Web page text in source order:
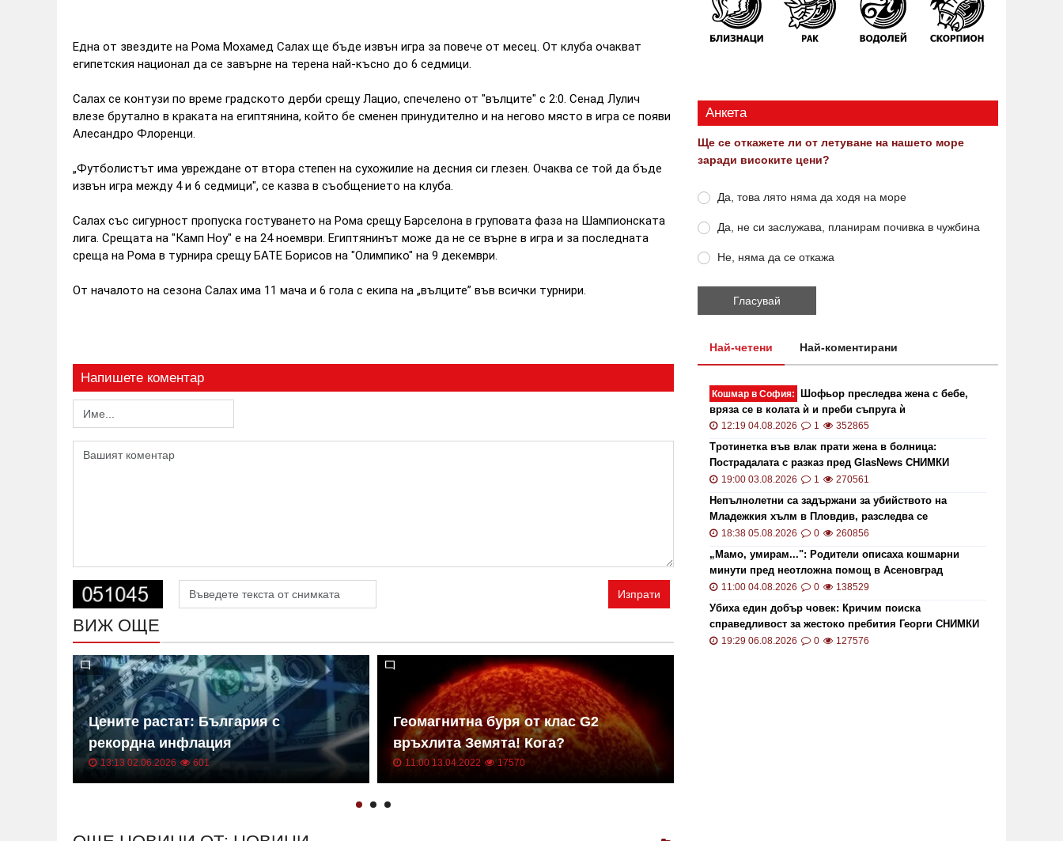
Една от звездите на Рома Мохамед Салах ще бъде извън игра за повече от месец. От клуба очакват
египетския национал да се завърне на терена най-късно до 6 седмици.
Салах се контузи по време градското дерби срещу Лацио, спечелено от "вълците" с 2:0. Сенад Лулич
влезе брутално в краката на египтянина, който бе сменен принудително и на негово място в игра се появи
Алесандро Флоренци.
„Футболистът има увреждане от втора степен на сухожилие на десния си глезен. Очаква се той да бъде
извън игра между 4 и 6 седмици", се казва в съобщението на клуба.
Салах със сигурност пропуска гостуването на Рома срещу Барселона в груповата фаза на Шампионската
лига. Срещата на "Камп Ноу" е на 24 ноември. Египтянинът може да не се върне в игра и за последната
среща на Рома в турнира срещу БАТЕ Борисов на "Олимпико" на 9 декември.
От началото на сезона Салах има 11 мача и 6 гола с екипа на „вълците” във всички турнири.
Напишете коментар
Изпрати
ВИЖ ОЩЕ
Цените растат: България с
рекордна инфлация
13:13 02.06.2026 601
Геомагнитна буря от клас G2
връхлита Земята! Кога?
11:00 13.04.2022 17570
Анкета
Ще се откажете ли от летуване на нашето море
заради високите цени?
Да, това лято няма да ходя на море
Да, не си заслужава, планирам почивка в чужбина
Не, няма да се откажа
Най-четени Най-коментирани
Кошмар в София:
Шофьор преследва жена с бебе,
вряза се в колата ѝ и преби съпруга ѝ
12:19 04.08.2026 1 352865
Тротинетка във влак прати жена в болница:
Пострадалата с разказ пред GlasNews СНИМКИ
19:00 03.08.2026 1 270561
Непълнолетни са задържани за убийството на
Младежкия хълм в Пловдив, разследва се
хомофобски мотив
18:38 05.08.2026 0 260856
„Мамо, умирам...": Родители описаха кошмарни
минути пред неотложна помощ в Асеновград
11:00 04.08.2026 0 138529
Убиха един добър човек: Кричим поиска
справедливост за жестоко пребития Георги СНИМКИ
и ВИДЕО
19:29 06.08.2026 0 127576